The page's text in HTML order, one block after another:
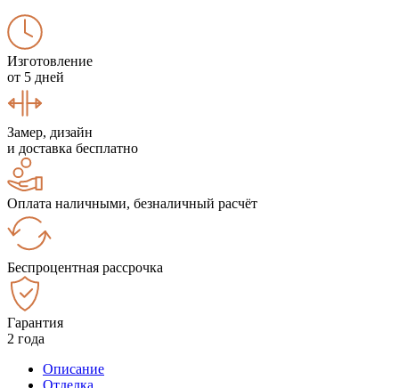
Изготовление
от 5 дней
Замер, дизайн
и доставка бесплатно
Оплата наличными, безналичный расчёт
Беспроцентная рассрочка
Гарантия
2 года
Описание
Отделка